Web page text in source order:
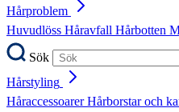
Hårproblem
Huvudlöss Håravfall Hårbotten
Sök
Hårstyling
HåraccessoarerHårborstar och